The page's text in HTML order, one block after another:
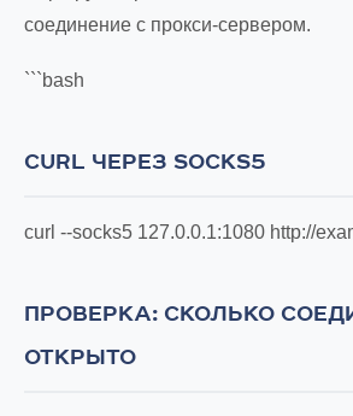
соединение с прокси-сервером.
```bash
CURL ЧЕРЕЗ SOCKS5
curl --socks5 127.0.0.1:1080 http://
ПРОВЕРКА: СКОЛЬКО
ОТКРЫТО